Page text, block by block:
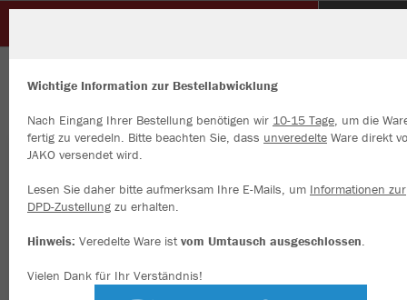
Wichtige Information zur Bestellabwicklung
Nach Eingang Ihrer Bestellung benötigen wir 10-15 Tage, um die
fertig zu veredeln. Bitte beachten Sie, dass unveredelte Ware direkt
JAKO versendet wird.
Lesen Sie daher bitte aufmerksam Ihre E-Mails, um Informationen zur
DPD-Zustellung zu erhalten.
Hinweis: Veredelte Ware istvom Umtausch ausgeschlossen.
Vielen Dank für Ihr Verständnis!
Wir verwenden Cookies
Inhalte anzeigen und unsere Website verbessern. Weitere
zu den Cookies findest Du in den Einstellungen.
Alle akzeptieren
Alle ablehnen